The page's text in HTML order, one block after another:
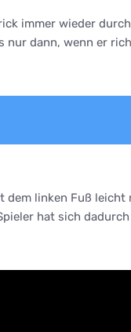
immer wieder
nur dann, wenn er
linken Fuß leicht
hat sich